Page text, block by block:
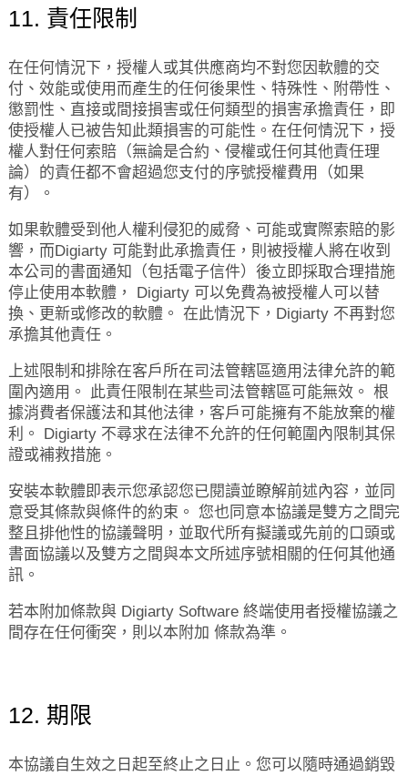
11. 責任限制
在任何情況下，授權人或其供應商均不對您因軟體的交
付、效能或使用而產生的任何後果性、特殊性、附帶性、
懲罰性、直接或間接損害或任何類型的損害承擔責任，即
使授權人已被告知此類損害的可能性。在任何情況下，授
權人對任何索賠（無論是合約、侵權或任何其他責任理
論）的責任都不會超過您支付的序號授權費用（如果
有）。
如果軟體受到他人權利侵犯的威脅、可能或實際索賠的影
響，而Digiarty 可能對此承擔責任，則被授權人將在收到
本公司的書面通知（包括電子信件）後立即採取合理措施
停止使用本軟體， Digiarty 可以免費為被授權人可以替
換、更新或修改的軟體。 在此情況下，Digiarty 不再對您
承擔其他責任。
上述限制和排除在客戶所在司法管轄區適用法律允許的範
圍內適用。 此責任限制在某些司法管轄區可能無效。 根
據消費者保護法和其他法律，客戶可能擁有不能放棄的權
利。 Digiarty 不尋求在法律不允許的任何範圍內限制其保
證或補救措施。
安裝本軟體即表示您承認您已閱讀並瞭解前述內容，並同
意受其條款與條件的約束。 您也同意本協議是雙方之間完
整且排他性的協議聲明，並取代所有擬議或先前的口頭或
書面協議以及雙方之間與本文所述序號相關的任何其他通
訊。
若本附加條款與 Digiarty Software 終端使用者授權協議之
間存在任何衝突，則以本附加 條款為準。
12. 期限
本協議自生效之日起至終止之日止。您可以隨時通過銷毀